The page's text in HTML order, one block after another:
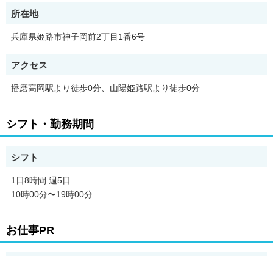
◇こんな方からの応募お待ちしております◇
これまでの経歴・・・居酒屋、パチンコホールスタッフ、販売、
営業、事務など
社会人デビューOK！90％以上が未経験からのスタートです！
＜お仕事開始までの基本的な流れ＞
【応募する】※所要時間1分程度
↓
【面談実施】※所要時間30分程度
【派遣先企業と職場見学・面談】
【結果のご連絡・就業手続き】
す。
所在地
兵庫県姫路市神子岡前2丁目1番6号
アクセス
播磨高岡駅より徒歩0分、山陽姫路駅より徒歩0分
シフト・勤務期間
シフト
1日8時間 週5日
10時00分〜19時00分
お仕事PR